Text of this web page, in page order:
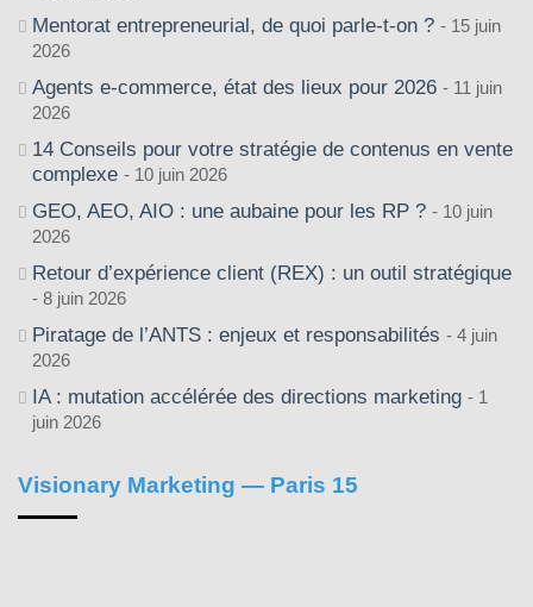
Mentorat entrepreneurial, de quoi parle-t-on ?
15 juin
2026
Agents e-commerce, état des lieux pour 2026
11 juin
2026
14 Conseils pour votre stratégie de contenus en vente
complexe
10 juin 2026
GEO, AEO, AIO : une aubaine pour les RP ?
10 juin
2026
Retour d’expérience client (REX) : un outil stratégique
8 juin 2026
Piratage de l’ANTS : enjeux et responsabilités
4 juin
2026
IA : mutation accélérée des directions marketing
1
juin 2026
Visionary Marketing — Paris 15